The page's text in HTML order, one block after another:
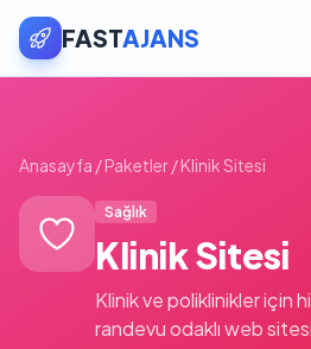
FASTAJANS
Anasayfa /Paketler/Klinik Sitesi
Sağlık
Klinik Sitesi
Klinik ve poliklinikler için
randevu odaklı web